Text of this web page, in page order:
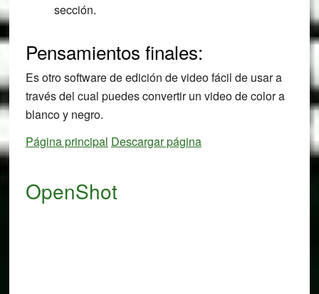
sección.
Pensamientos finales:
Es otro software de edición de video fácil de usar a
través del cual puedes convertir un video de color a
blanco y negro.
Página principal Descargar página
OpenShot